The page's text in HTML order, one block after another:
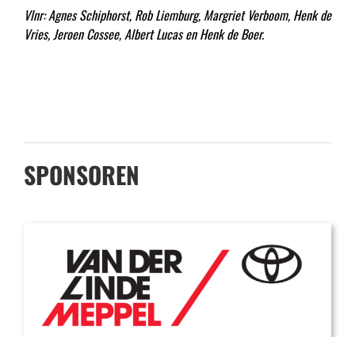
Vlnr: Agnes Schiphorst, Rob Liemburg, Margriet Verboom, Henk de
Vries, Jeroen Cossee, Albert Lucas en Henk de Boer.
SPONSOREN